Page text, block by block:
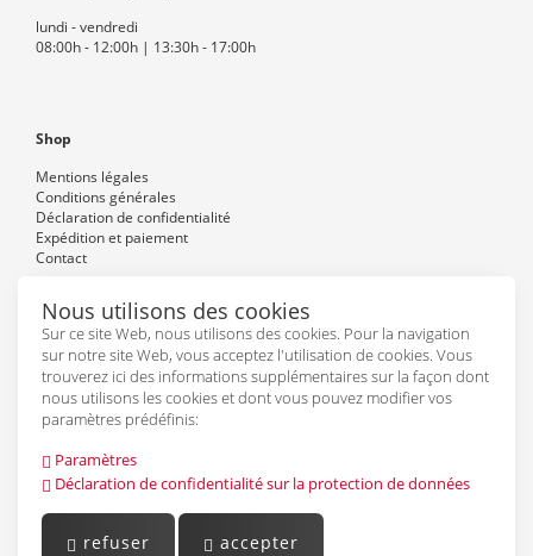
Nous utilisons des cookies
Sur ce site Web, nous utilisons des cookies. Pour la navigation
sur notre site Web, vous acceptez l'utilisation de cookies. Vous
trouverez ici des informations supplémentaires sur la façon dont
nous utilisons les cookies et dont vous pouvez modifier vos
paramètres prédéfinis:
Paramètres
Déclaration de confidentialité sur la protection de données
refuser accepter
lundi - vendredi
08:00h - 12:00h | 13:30h - 17:00h
Shop
Mentions légales
Conditions générales
Déclaration de confidentialité
Expédition et paiement
Contact
Suivez-nous
Powered byPepperShop